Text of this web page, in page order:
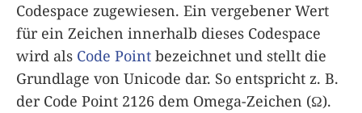
Codespace zugewiesen. Ein vergebener Wert
für ein Zeichen innerhalb dieses Codespace
wird als Code Point bezeichnet und stellt die
Grundlage von Unicode dar. So entspricht z. B.
der Code Point 2126 dem Omega-Zeichen (Ω).